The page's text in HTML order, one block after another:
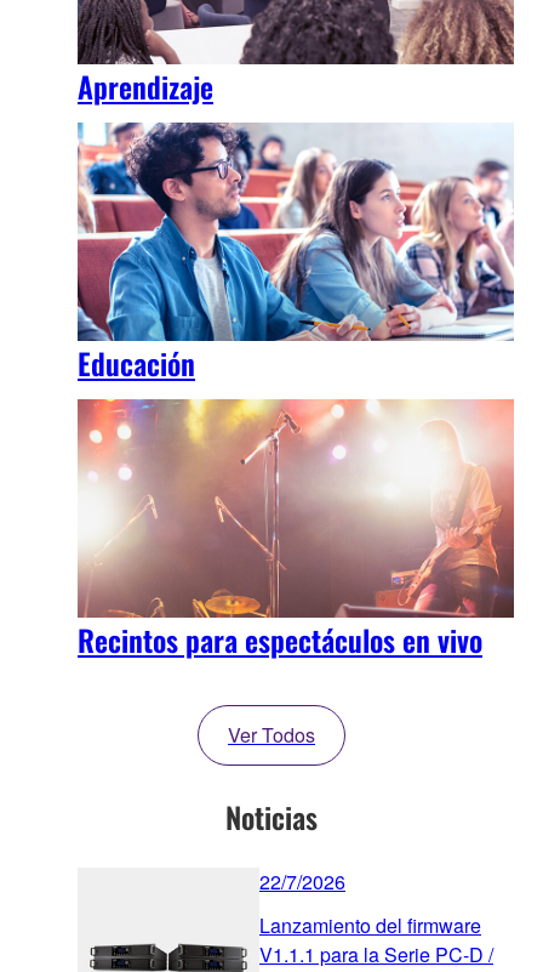
Aprendizaje
Educación
Recintos para espectáculos en vivo
Ver Todos
Noticias
22/7/2026
Lanzamiento del firmware
V1.1.1 para la Serie PC-D /